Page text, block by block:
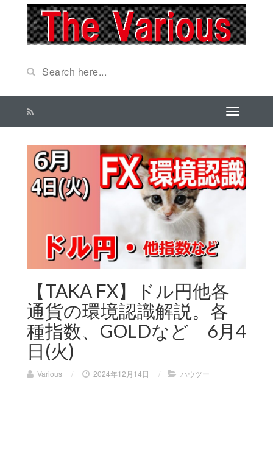
【TAKA FX】ドル円他各
通貨の環境認識解説。各
種指数、GOLDなど 6月4
日(火)
Various / 2024年12月14日 / ハウツー